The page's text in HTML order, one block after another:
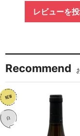
レビューを
Recommend